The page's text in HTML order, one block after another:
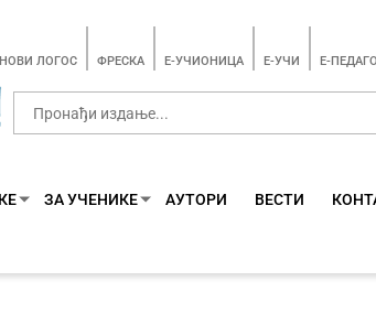
НОВИ ЛОГОС ФРЕСКА E-УЧИОНИЦА E-УЧИ Е-
ЗА УЧЕНИКЕ АУТОРИ ВЕСТИ